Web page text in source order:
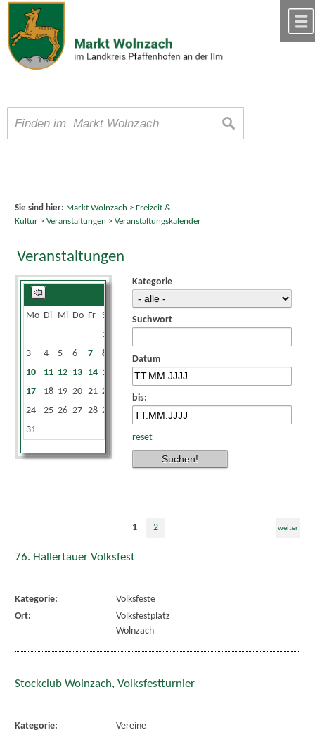
Zum Inhalt,zur Navigation
Schriftgröße A A A suchen
Sie sind hier: Markt Wolnzach > Freizeit &
Kultur> Veranstaltungen > Veranstaltungskalender
Veranstaltungen
Mo Di Mi Do Fr Sa
1
3
4 5 6 7 8
10
11 12 13 14 15
17
18 19 20 21 22
24
25 26 27 28 29
31
Kategorie
Suchwort
Datum
bis:
reset
1 2 weiter
76. Hallertauer Volksfest
Kategorie:
Volksfeste
Ort:
Volksfestplatz
Wolnzach
Stockclub Wolnzach, Volksfestturnier
Kategorie:
Vereine